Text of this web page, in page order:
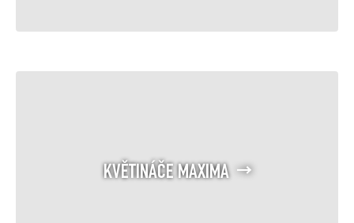
KVĚTINÁČE MAXIMA